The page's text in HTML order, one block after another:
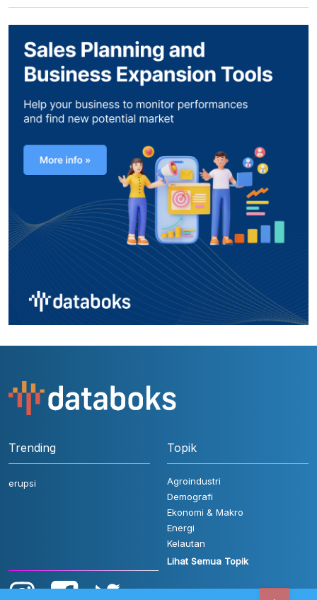
Trending
erupsi
Topik
Agroindustri
Demografi
Ekonomi & Makro
Energi
Kelautan
Lihat Semua Topik